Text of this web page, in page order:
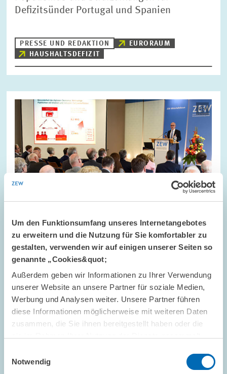
Um den Funktionsumfang unseres Internetangebotes
zu erweitern und die Nutzung für Sie komfortabler zu
gestalten, verwenden wir auf einigen unserer Seiten so
genannte „Cookies&quot;
Außerdem geben wir Informationen zu Ihrer Verwendung
unserer Website an unsere Partner für soziale Medien,
Werbung und Analysen weiter. Unsere Partner führen
diese Informationen möglicherweise mit weiteren Daten
zusammen, die Sie ihnen bereitgestellt haben oder die
Notwendig
Defizitsünder Portugal und Spanien
PRESSE UND REDAKTION
EURORAUM
HAUSHALTSDEFIZIT
Bild
öffnet
vergrößerter
Ansicht
VERANSTALTUNGSREIHEN // 07.07.2016
ZEW-Wirtschaftsforum 2016 – Marktmacht
und Machtmissbrauch in der digitalen Welt